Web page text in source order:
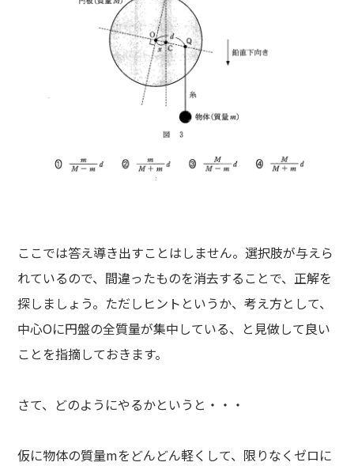
ここでは答え導き出すことはしません。選択肢が与えら
れているので、間違ったものを消去することで、正解を
探しましょう。ただしヒントというか、考え方として、
中心Oに円盤の全質量が集中している、と見做して良い
ことを指摘しておきます。
さて、どのようにやるかというと・・・
仮に物体の質量mをどんどん軽くして、限りなくゼロに